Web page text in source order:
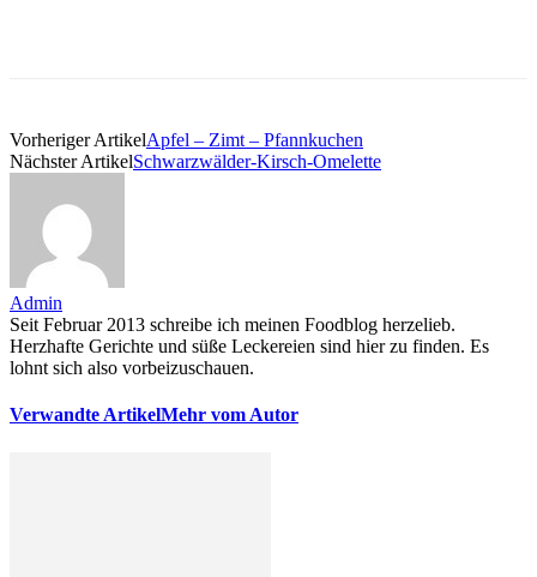
Vorheriger ArtikelApfel – Zimt – Pfannkuchen
Nächster ArtikelSchwarzwälder-Kirsch-Omelette
Admin
Seit Februar 2013 schreibe ich meinen Foodblog herzelieb.
Herzhafte Gerichte und süße Leckereien sind hier zu finden. Es
lohnt sich also vorbeizuschauen.
Verwandte ArtikelMehr vom Autor